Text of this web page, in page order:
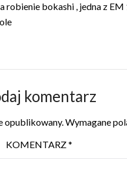
robienie bokashi , jedna z EM
komentarz
opublikowany.Wymagane
KOMENTARZ*